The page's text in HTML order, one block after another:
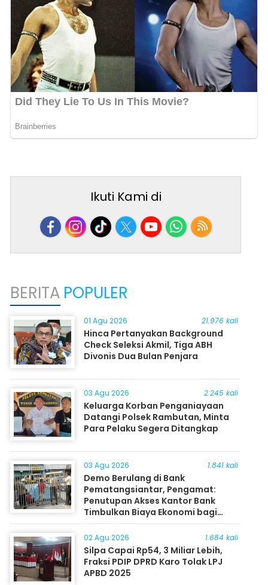
Ikuti Kami di
BERITA POPULER
01 Agu 2026 21.976 kali
Hinca Pertanyakan Background
Check Seleksi Akmil, Tiga ABH
Divonis Dua Bulan Penjara
03 Agu 2026 2.245 kali
Keluarga Korban Penganiayaan
Datangi Polsek Rambutan, Minta
Para Pelaku Segera Ditangkap
03 Agu 2026 1.841 kali
Demo Berulang di Bank
Pematangsiantar, Pengamat:
Penutupan Akses Kantor Bank
Timbulkan Biaya Ekonomi bagi
Masyarakat
02 Agu 2026 1.684 kali
Silpa Capai Rp54, 3 Miliar Lebih,
Fraksi PDIP DPRD Karo Tolak LPJ
APBD 2025